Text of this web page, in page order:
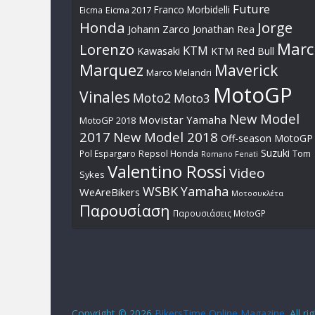
Eicma Eicma 2017 Franco Morbidelli Future
Honda Johann Zarco Jonathan Rea Jorge
Lorenzo Kawasaki KTM KTM Red Bull Marc
Marquez Marco Melandri Maverick
Vinales Moto2 Moto3 MotoGP
MotoGP 2018 Movistar Yamaha New Model
2017 New Model 2018 Off-season MotoGP
Pol Espargaro Repsol Honda Romano Fenati Suzuki Tom
Sykes Valentino Rossi Video
WeAreBikers WSBKYamaha Μοτοσυκλέτα
Παρουσίαση Παρουσιάσεις MotoGP